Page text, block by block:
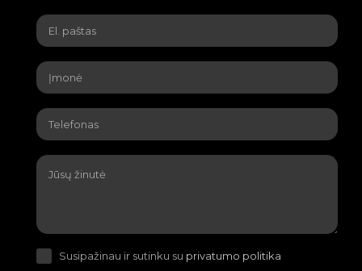
Susipažinau ir sutinku su privatumo politika